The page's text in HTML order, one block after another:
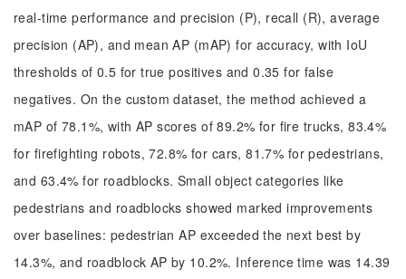
real-time performance and precision (P), recall (R), average
precision (AP), and mean AP (mAP) for accuracy, with IoU
thresholds of 0.5 for true positives and 0.35 for false
negatives. On the custom dataset, the method achieved a
mAP of 78.1%, with AP scores of 89.2% for fire trucks, 83.4%
for firefighting robots, 72.8% for cars, 81.7% for pedestrians,
and 63.4% for roadblocks. Small object categories like
pedestrians and roadblocks showed marked improvements
over baselines: pedestrian AP exceeded the next best by
14.3%, and roadblock AP by 10.2%. Inference time was 14.39